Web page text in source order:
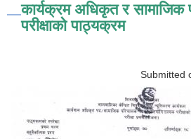
कार्यक्रम अधिकृत र सामाजिक
परीक्षाकाे पाठ्यक्रम
Submitted